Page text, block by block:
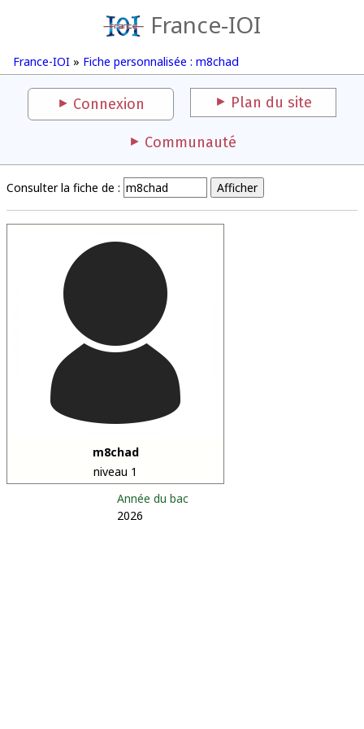
France-IOI
France-IOI » Fiche personnalisée : m8chad
Connexion Plan du site
Communauté
Consulter la fiche de :
m8chad
niveau 1
Année du bac
2026